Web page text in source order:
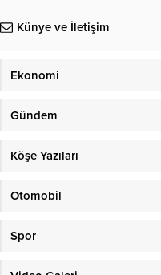
Künye ve İletişim
Ekonomi
Gündem
Köşe Yazıları
Otomobil
Spor